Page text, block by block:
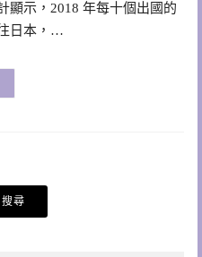
顯示，2018 年每十個出國的
日本，…